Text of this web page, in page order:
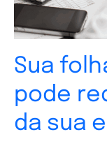
Sua
pode
da sua
sua